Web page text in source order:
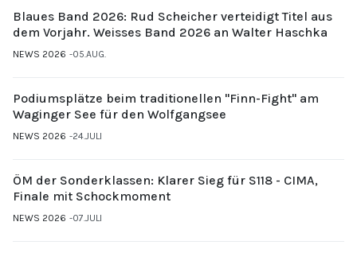
Blaues Band 2026: Rud Scheicher verteidigt Titel aus
dem Vorjahr. Weisses Band 2026 an Walter Haschka
NEWS 2026 05.AUG.
Podiumsplätze beim traditionellen "Finn-Fight" am
Waginger See für den Wolfgangsee
NEWS 2026 24.JULI
ÖM der Sonderklassen: Klarer Sieg für S118 - CIMA,
Finale mit Schockmoment
NEWS 2026 07.JULI